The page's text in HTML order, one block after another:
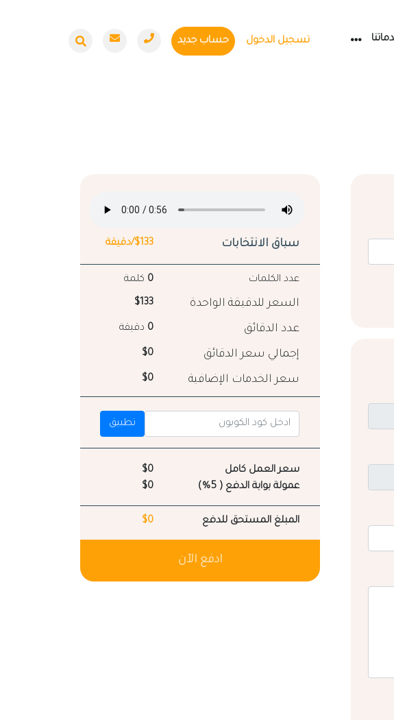
تسجيل الدخول حساب جديد
سباق الانتخابات $133/دقيقة
عدد الكلمات 0 كلمة
السعر للدقيقة الواحدة $133
عدد الدقائق 0 دقيقة
إجمالي سعر الدقائق $0
سعر الخدمات الإضافية $0
تطبيق
سعر العمل كامل
$0
عمولة بوابة الدفع ( 5%)
$0
المبلغ المستحق للدفع $0
ادفع الآن